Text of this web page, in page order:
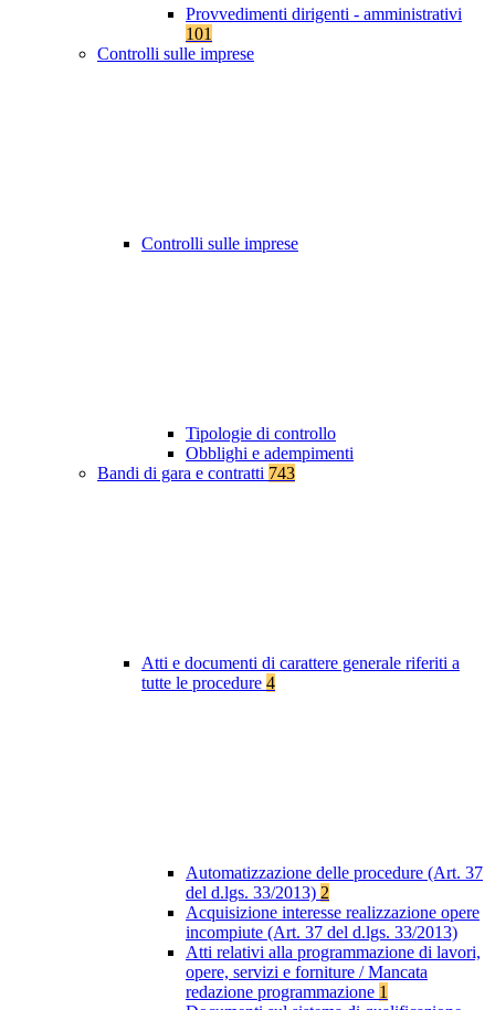
Provvedimenti dirigenti - amministrativi
101
Controlli sulle imprese
Controlli sulle imprese
Tipologie di controllo
Obblighi e adempimenti
Bandi di gara e contratti 743
Atti e documenti di carattere generale riferiti a
tutte le procedure 4
Automatizzazione delle procedure (Art. 37
del d.lgs. 33/2013) 2
Acquisizione interesse realizzazione opere
incompiute (Art. 37 del d.lgs. 33/2013)
Atti relativi alla programmazione di lavori,
opere, servizi e forniture / Mancata
redazione programmazione 1